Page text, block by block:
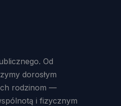
Od
dorosłym
rodzinom —
i fizycznym